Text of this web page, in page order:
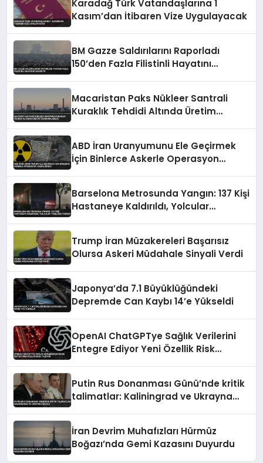
Karadağ Türk Vatandaşlarına 1
Kasım’dan İtibaren Vize Uygulayacak
BM Gazze Saldırılarını Raporladı
150’den Fazla Filistinli Hayatını
Macaristan Paks Nükleer Santrali
Kuraklık Tehdidi Altında Üretim
ABD İran Uranyumunu Ele Geçirmek
İçin Binlerce Askerle Operasyon
Barselona Metrosunda Yangın: 137 Kişi
Hastaneye Kaldırıldı, Yolcular
Trump İran Müzakereleri Başarısız
Olursa Askeri Müdahale Sinyali Verdi
Japonya’da 7.1 Büyüklüğündeki
Depremde Can Kaybı 14’e Yükseldi
OpenAI ChatGPTye Sağlık Verilerini
Entegre Ediyor Yeni Özellik Risk
Putin Rus Donanması Günü’nde kritik
talimatlar: Kaliningrad ve Ukrayna
İran Devrim Muhafızları Hürmüz
Boğazı’nda Gemi Kazasını Duyurdu